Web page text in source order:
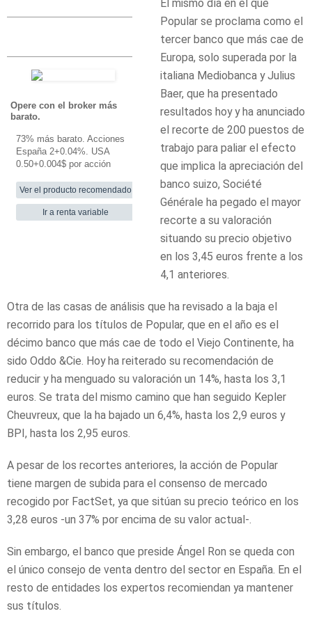
Opere con el broker más
barato.
73% más barato. Acciones
España 2+0.04%. USA
0.50+0.004$ por acción
Juega con el equipo
ganador: las mejores tarifas
junto a las mejores
plataformas. Opera ya con
la Cuenta Bolsa de Self
Bank.
El mismo día en el que
Popular se proclama como el
tercer banco que más cae de
Europa, solo superada por la
italiana Mediobanca y Julius
Baer, que ha presentado
resultados hoy y ha anunciado
el recorte de 200 puestos de
trabajo para paliar el efecto
que implica la apreciación del
banco suizo, Société
Générale ha pegado el mayor
recorte a su valoración
situando su precio objetivo
en los 3,45 euros frente a los
4,1 anteriores.
Otra de las casas de análisis que ha revisado a la baja el
recorrido para los títulos de Popular, que en el año es el
décimo banco que más cae de todo el Viejo Continente, ha
sido Oddo &Cie. Hoy ha reiterado su recomendación de
reducir y ha menguado su valoración un 14%, hasta los 3,1
euros. Se trata del mismo camino que han seguido Kepler
Cheuvreux, que la ha bajado un 6,4%, hasta los 2,9 euros y
BPI, hasta los 2,95 euros.
A pesar de los recortes anteriores, la acción de Popular
tiene margen de subida para el consenso de mercado
recogido por FactSet, ya que sitúan su precio teórico en los
3,28 euros -un 37% por encima de su valor actual-.
Sin embargo, el banco que preside Ángel Ron se queda con
el único consejo de venta dentro del sector en España. En el
resto de entidades los expertos recomiendan ya mantener
sus títulos.